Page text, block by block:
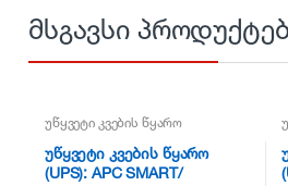
მსგავსი
უწყვეტი კვების წყარო
უწყვეტი კვების წყარო
(UPS): APC SMART/